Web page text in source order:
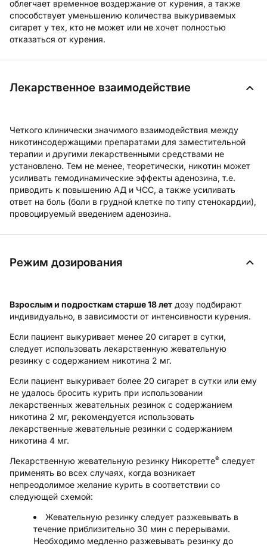
облегчает временное воздержание от курения, а также
способствует уменьшению количества выкуриваемых
сигарет у тех, кто не может или не хочет полностью
отказаться от курения.
Лекарственное взаимодействие
Четкого клинически значимого взаимодействия между
никотинсодержащими препаратами для заместительной
терапии и другими лекарственными средствами не
установлено. Тем не менее, теоретически, никотин может
усиливать гемодинамические эффекты аденозина, т.е.
приводить к повышению АД и ЧСС, а также усиливать
ответ на боль (боли в грудной клетке по типу стенокардии),
провоцируемый введением аденозина.
Режим дозирования
Взрослым и подросткам старше 18 лет дозу подбирают
индивидуально, в зависимости от интенсивности курения.
Если пациент выкуривает менее 20 сигарет в сутки,
следует использовать лекарственную жевательную
резинку с содержанием никотина 2 мг.
Если пациент выкуривает более 20 сигарет в сутки или ему
не удалось бросить курить при использовании
лекарственных жевательных резинок с содержанием
никотина 2 мг, рекомендуется использовать
лекарственные жевательные резинки с содержанием
никотина 4 мг.
Лекарственную жевательную резинку Никоретте® следует
применять во всех случаях, когда возникает
непреодолимое желание курить в соответствии со
следующей схемой:
Жевательную резинку следует разжевывать в
течение приблизительно 30 мин с перерывами.
Необходимо медленно разжевывать резинку до